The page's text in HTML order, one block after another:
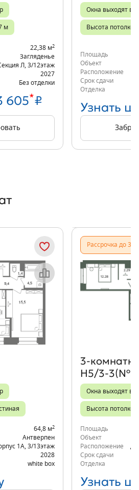
м
22,38 м2
Загляденье
Л 3/12этаж
2027
Без отделки
605*₽
Окна выходят во
Высота
Площадь
Объект
Расположение
Срок сдачи
Отделка
Узнать
месяца
64,8 м2
Антверпен
1А 3/13этаж
2028
white box
Рассрочка до
Н5/3-
Окна выходят во
Высота
Площадь
Объект
Расположение
Срок сдачи
Отделка
Узнать